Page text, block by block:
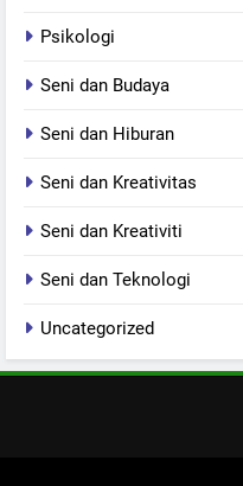
Psikologi
Seni dan Budaya
Seni dan Hiburan
Seni dan Kreativitas
Seni dan Kreativiti
Seni dan Teknologi
Uncategorized